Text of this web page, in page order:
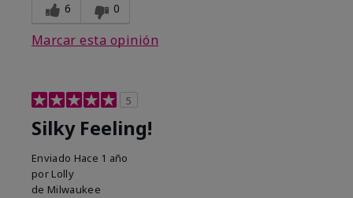
6 0
Marcar esta opinión
5
Silky Feeling!
Enviado Hace 1 año
por Lolly
de Milwaukee